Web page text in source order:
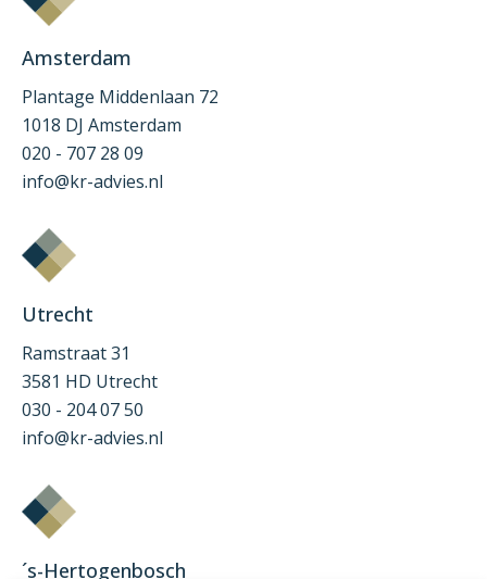
Amsterdam
Plantage Middenlaan 72
1018 DJ Amsterdam
020 - 707 28 09
info@kr-advies.nl
Utrecht
Ramstraat 31
3581 HD Utrecht
030 - 204 07 50
info@kr-advies.nl
´s-Hertogenbosch